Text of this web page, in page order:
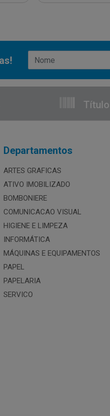
Departamentos
ARTES GRAFICAS
ATIVO IMOBILIZADO
BOMBONIERE
COMUNICACAO VISUAL
HIGIENE E LIMPEZA
INFORMÁTICA
MÁQUINAS E EQUIPAMENTOS
PAPEL
PAPELARIA
SERVICO